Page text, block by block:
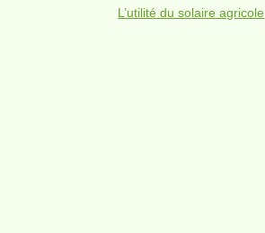
L’utilité du solaire agricole